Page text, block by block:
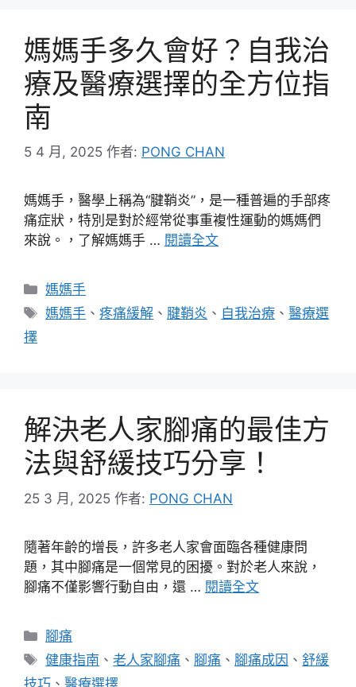
媽媽手多久會好？自我治
療及醫療選擇的全方位指
南
5 4 月, 2025 作者: PONG CHAN
媽媽手，醫學上稱為“腱鞘炎”，是一種普遍的手部疼
痛症狀，特別是對於經常從事重複性運動的媽媽們
來說。，了解媽媽手 … 閱讀全文
分
類
媽媽手
標
媽媽手 、疼痛緩解 、 腱鞘炎 、 自我治療 、醫療選
擇
解決老人家腳痛的最佳方
法與舒緩技巧分享！
25 3 月, 2025 作者: PONG CHAN
隨著年齡的增長，許多老人家會面臨各種健康問
題，其中腳痛是一個常見的困擾。對於老人來說，
腳痛不僅影響行動自由，還 … 閱讀全文
分
類
腳痛
標
籤
健康指南 、老人家腳痛 、 腳痛 、 腳痛成因 、舒緩
技巧 、 醫療選擇